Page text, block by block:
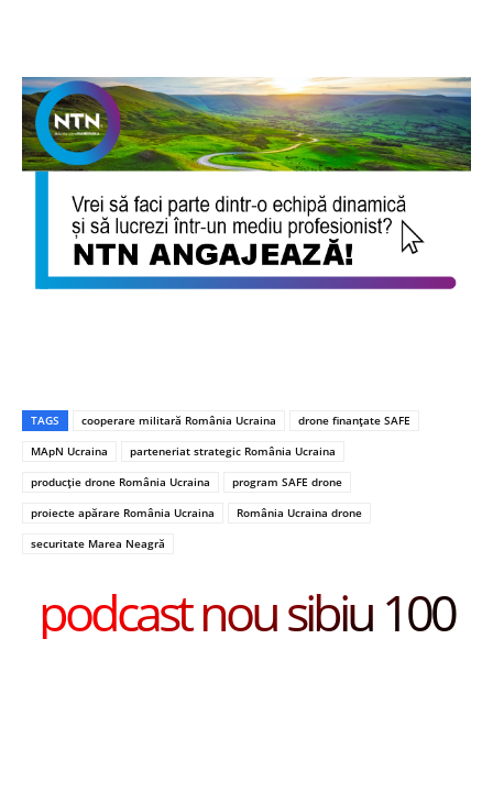
TAGS cooperare militară România Ucraina
drone finanțate SAFE
MApN Ucraina
parteneriat strategic România Ucraina
producție drone România Ucraina
program SAFE drone
proiecte apărare România Ucraina
România Ucraina drone
securitate Marea Neagră
podcast nou sibiu 100